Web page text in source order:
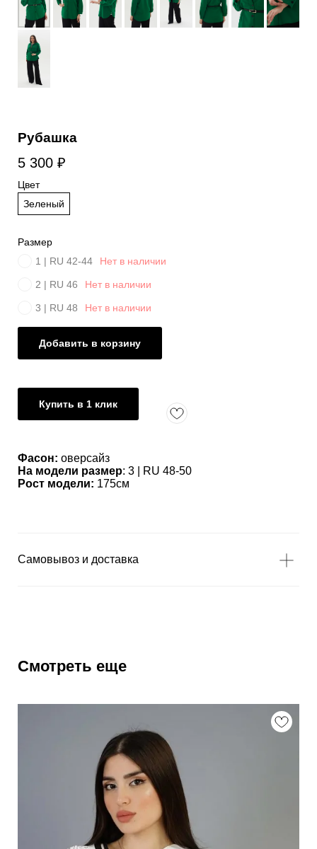
Рубашка
5 300 ₽
Цвет
Зеленый
Размер
1 | RU 42-44
Нет в наличии
2 | RU 46 Нет в наличии
3 | RU 48 Нет в наличии
Добавить в корзину
Купить в 1 клик
Фасон: оверсайз
На модели размер: 3 | RU 48-50
Рост модели: 175см
Самовывоз и доставка
Смотреть еще